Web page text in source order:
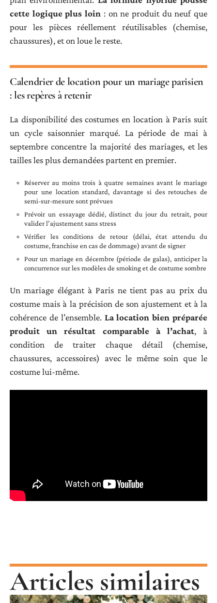
cette logique plus loin : on ne produit du neuf que
pour les pièces réellement réutilisables (chemise,
chaussures), et on loue le reste.
Calendrier de location pour un mariage parisien
: les repères à retenir
La disponibilité des costumes en location à Paris suit
un cycle saisonnier marqué. La période de mai à
septembre concentre la majorité des mariages, et les
tailles les plus demandées partent en premier.
Réserver au moins trois à quatre semaines avant le mariage
pour une location standard, davantage si des retouches de
semi-sur-mesure sont prévues
Prévoir un essayage dédié, distinct du jour du retrait, pour
valider l’ajustement sans stress
Vérifier les conditions de retour (délai, état attendu du
costume, franchise en cas de dommage) avant de signer
Pour un mariage en décembre (période de galas), anticiper la
concurrence sur les modèles de smoking et de costume sombre
Un mariage élégant à Paris ne tient pas au prix du
costume mais à la précision de son ajustement et à la
cohérence de l’ensemble. La location bien préparée
produit un résultat comparable à l’achat, à
condition de traiter chaque détail (chemise,
chaussures, accessoires) avec le même soin que le
costume lui-même.
Articles similaires